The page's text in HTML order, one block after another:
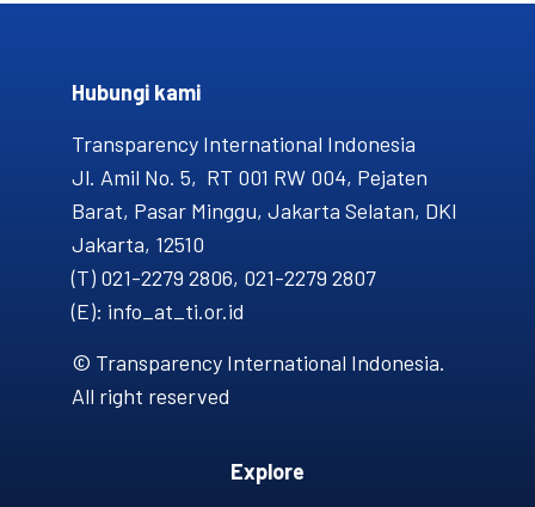
Hubungi kami​
Transparency International Indonesia
Jl. Amil No. 5, RT 001 RW 004, Pejaten
Barat, Pasar Minggu, Jakarta Selatan, DKI
Jakarta, 12510
(T) 021-2279 2806, 021-2279 2807
(E): info_at_ti.or.id
© Transparency International Indonesia.
All right reserved
Explore